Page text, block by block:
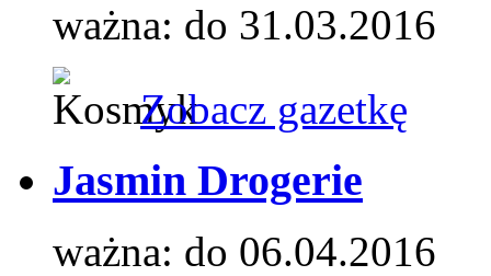
ważna: do 31.03.2016
Zobacz gazetkę
Jasmin Drogerie
ważna: do 06.04.2016